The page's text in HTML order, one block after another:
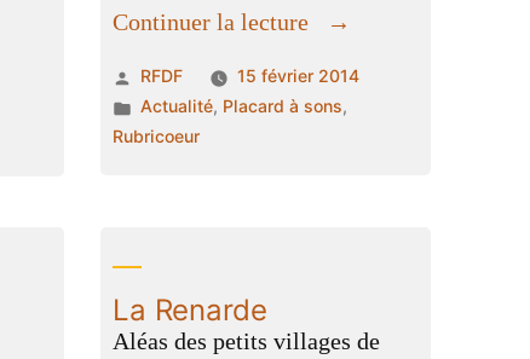
Continuer la lecture
« la
du
web »
Publié
par
RFDF
15 février 2014
Publié
dans
Actualité, Placard à sons,
Rubricoeur
La Renarde
Aléas des petits villages de